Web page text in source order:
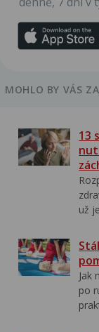
MOHLO BY VÁS
13
už
Jak
po